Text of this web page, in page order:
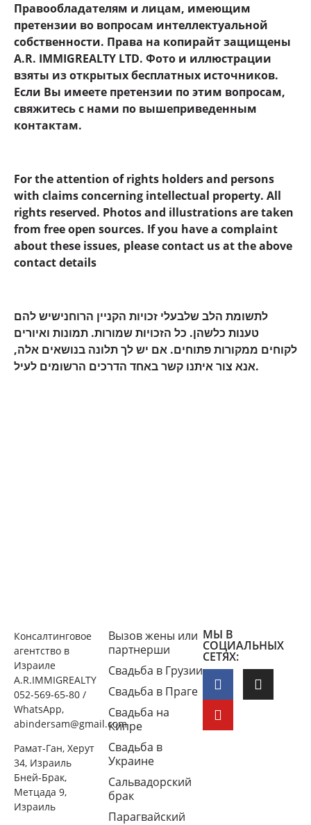
Правообладателям и лицам, имеющим
претензии во вопросам интеллектуальной
собственности. Права на копирайт защищены
A.R. IMMIGREALTY LTD. Фото и иллюстрации
взяты из открытых бесплатных источников.
Если Вы имеете претензии по этим вопросам,
свяжитесь с нами по вышеприведенным
контактам.
For the attention of rights holders and persons
with claims concerning intellectual property. All
rights reserved. Photos and illustrations are taken
from free open sources. If you have a complaint
about these issues, please contact us at the above
contact details
לתשומת הלב שלבעלי זכויות הקניין הרוחנישיש להם
טענות כלשהן. כל הזכויות שמורות. תמונות ואיורים
לקוחים ממקורות פתוחים. אם יש לך תלונה בנושאים אלה,
אנא צור איתנו קשר באחד הדרכים הרשומים לעיל.
Консалтинговое
агентство в
Израиле
A.R.IMMIGREALTY
052-569-65-80 /
WhatsApp,
abindersam@gmail.com
Рамат-Ган, Херут
34, Израиль
Бней-Брак,
Метцада 9,
Израиль
Вызов жены или
партнерши
Свадьба в Грузии
Свадьба в Праге
Свадьба на
Кипре
Свадьба в
Украине
Сальвадорский
брак
Парагвайский
МЫ В
СОЦИАЛЬНЫХ
СЕТЯХ: